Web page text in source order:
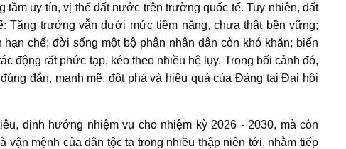
uy tín, vị thế đất nước trên trường quốc tế. Tuy nhiên, đất
Tăng trưởng vẫn dưới mức tiềm năng, chưa thật bền vững;
chế; đời sống một bộ phận nhân dân còn khó khăn; biến
động rất phức tạp, kéo theo nhiều hệ lụy. Trong bối cảnh đó,
đắn, mạnh mẽ, đột phá và hiệu quả của Đảng tại Đại hội
định hướng nhiệm vụ cho nhiệm kỳ 2026 - 2030, mà còn
mệnh của dân tộc ta trong nhiều thập niên tới, nhằm tiếp